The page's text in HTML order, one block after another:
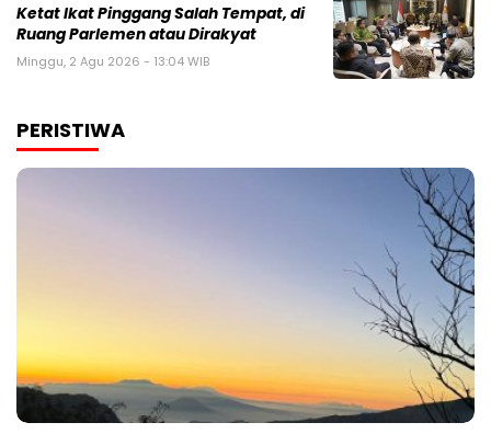
Ketat Ikat Pinggang Salah Tempat, di
Ruang Parlemen atau Dirakyat
Minggu, 2 Agu 2026 - 13:04 WIB
PERISTIWA